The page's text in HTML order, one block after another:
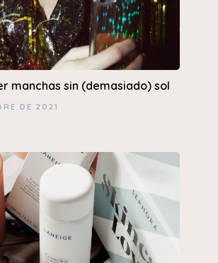
manchas sin (demasiado) sol
DE 2021